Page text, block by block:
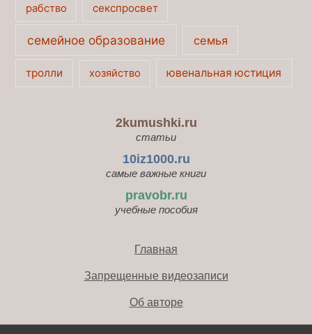
рабство секспросвет
семейное образование семья
тролли хозяйство ювенальная юстиция
2kumushki.ru
статьи
10iz1000.ru
самые важные книги
pravobr.ru
учебные пособия
Главная
Запрещенные видеозаписи
Об авторе